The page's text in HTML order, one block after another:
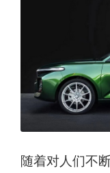
随着对人们不